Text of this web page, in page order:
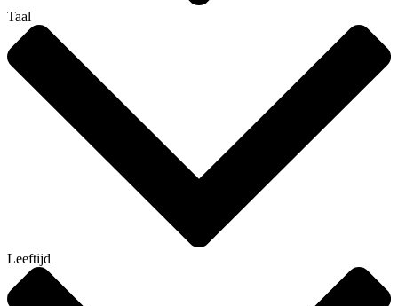
Taal
Leeftijd